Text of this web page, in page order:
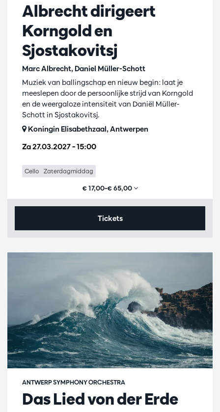
Albrecht dirigeert
Korngold en
Sjostakovitsj
Marc Albrecht, Daniel Müller-Schott
Za 27.03.2027– 15:00
Muziek van ballingschap en nieuw begin: laat je
meeslepen door de persoonlijke strijd van Korngold
en de weergaloze intensiteit van Daniël Müller-
Schott in Sjostakovitsj.
Koningin Elisabethzaal, Antwerpen
Cello Zaterdagmiddag
€ 17,00–€ 65,00
Tickets
Das Lied von der Erde
ANTWERP SYMPHONY ORCHESTRA